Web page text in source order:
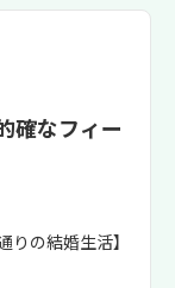
持ちが前向きに
いました。そう
ていくうちに、
になり、人と関
確なフィー
の結婚生活】